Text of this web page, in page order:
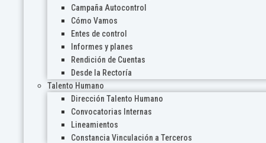
Campaña Autocontrol
Cómo Vamos
Entes de control
Informes y planes
Rendición de Cuentas
Desde la Rectoría
Talento Humano
Dirección Talento Humano
Convocatorias Internas
Lineamientos
Constancia Vinculación a Terceros